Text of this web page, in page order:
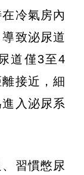
冷氣房內
致泌尿道
道僅3至4
接近，細
入泌尿系
習慣憋尿